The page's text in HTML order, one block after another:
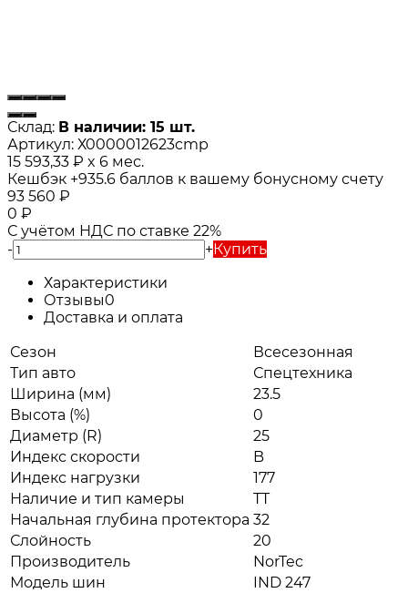
Склад: В наличии: 15 шт.
Артикул: Х0000012623cmp
15 593,33 ₽ x 6 мес.
Кешбэк +935.6 баллов к вашему бонусному счету
93 560 ₽
0 ₽
С учётом НДС по ставке 22%
-
+Купить
Характеристики
Отзывы0
Доставка и оплата
Сезон
Всесезонная
Тип авто
Спецтехника
Ширина (мм)
23.5
Высота (%)
0
Диаметр (R)
25
Индекс скорости
B
Индекс нагрузки
177
Наличие и тип камеры
TT
Начальная глубина протектора 32
Слойность
20
Производитель
NorTec
Модель шин
IND 247